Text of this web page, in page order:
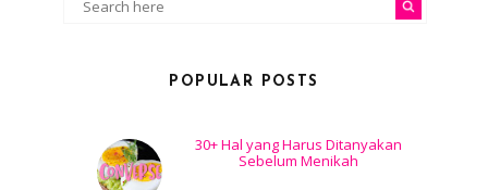
POPULAR POSTS
30+ Hal yang Harus Ditanyakan
Sebelum Menikah